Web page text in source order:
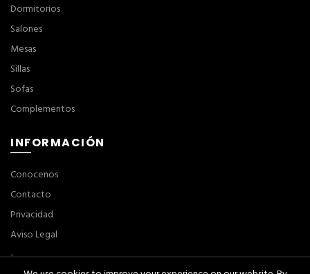
Dormitorios
Salones
Mesas
Sillas
Sofas
Complementos
INFORMACIÓN
Conocenos
Contacto
Privacidad
Aviso Legal
-